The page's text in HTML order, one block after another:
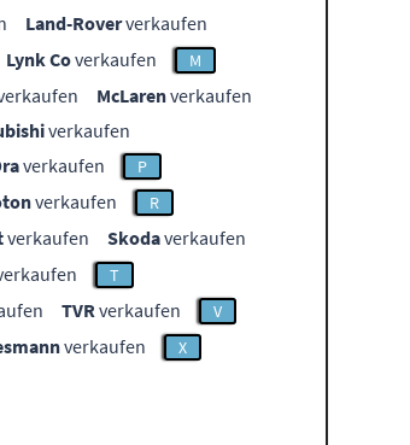
Land-Roververkaufen
Lynk Coverkaufen M
McLarenverkaufen
verkaufen
verkaufen P
verkaufen R
verkaufen Skodaverkaufen
T
TVRverkaufen V
verkaufen X